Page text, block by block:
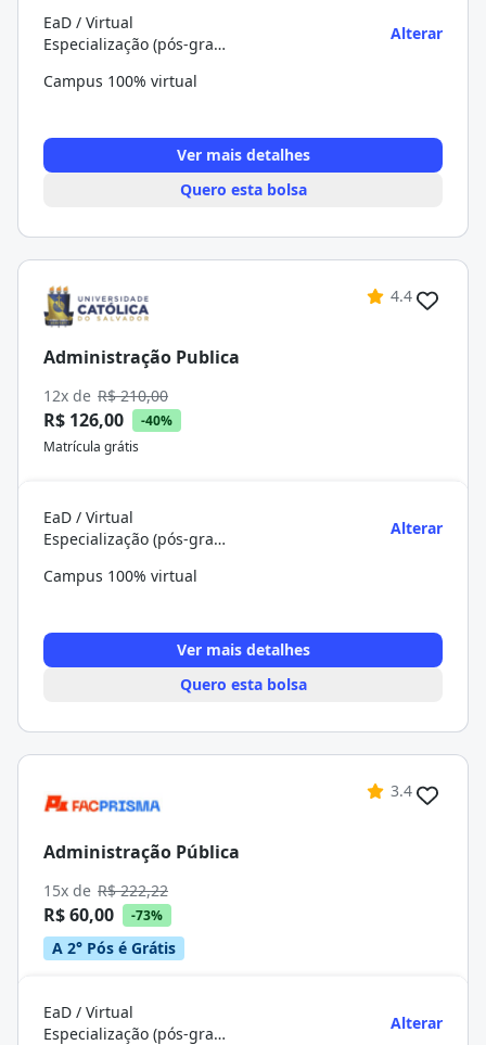
EaD / Virtual
Especialização (pós-graduação)
Alterar
Campus 100% virtual
Ver mais detalhes
Quero esta bolsa
4.4
Administração Publica
12x de R$ 210,00
R$ 126,00
-40%
Matrícula grátis
EaD / Virtual
Especialização (pós-graduação)
Alterar
Campus 100% virtual
Ver mais detalhes
Quero esta bolsa
3.4
Administração Pública
15x de R$ 222,22
R$ 60,00 -73%
A 2° Pós é Grátis
EaD / Virtual
Especialização (pós-graduação)
Alterar